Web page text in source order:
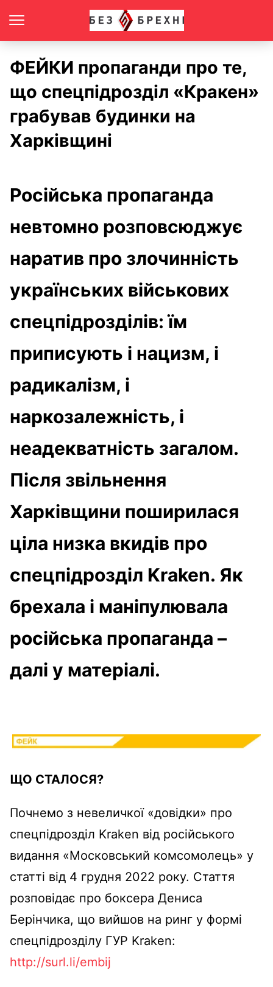
ФЕЙКИ пропаганди про те,
що спецпідрозділ «Кракен»
грабував будинки на
Харківщині
Російська пропаганда
невтомно розповсюджує
наратив про злочинність
українських військових
спецпідрозділів: їм
приписують і нацизм, і
радикалізм, і
наркозалежність, і
неадекватність загалом.
Після звільнення
Харківщини поширилася
ціла низка вкидів про
спецпідрозділ Kraken. Як
брехала і маніпулювала
російська пропаганда –
далі у матеріалі.
ЩО СТАЛОСЯ?
Почнемо з невеличкої «довідки» про
спецпідрозділ Kraken від російського
видання «Московський комсомолець» у
статті від 4 грудня 2022 року. Стаття
розповідає про боксера Дениса
Берінчика, що вийшов на ринг у формі
спецпідрозділу ГУР Kraken:
http://surl.li/embij